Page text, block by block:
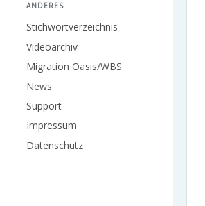
ANDERES
Stichwortverzeichnis
Videoarchiv
Migration Oasis/WBS
News
Support
Impressum
Datenschutz